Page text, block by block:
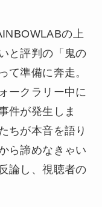
の上
と評判の「鬼の
て準備に奔走。
ークラリー中に
件が発生しま
ちが本音を語り
ら諦めなきゃい
論し、視聴者の